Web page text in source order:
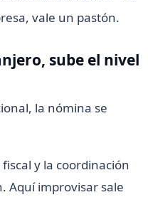
vale un pastón.
sube el nivel
la nómina se
y la coordinación
Aquí improvisar sale